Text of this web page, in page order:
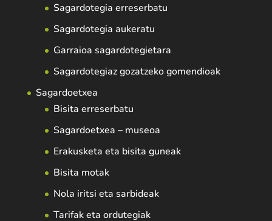
Sagardotegia erreserbatu
Sagardotegia aukeratu
Garraioa sagardotegietara
Sagardotegiaz gozatzeko gomendioak
Sagardoetxea
Bisita erreserbatu
Sagardoetxea – museoa
Erakusketa eta bisita guneak
Bisita motak
Nola iritsi eta sarbideak
Tarifak eta ordutegiak